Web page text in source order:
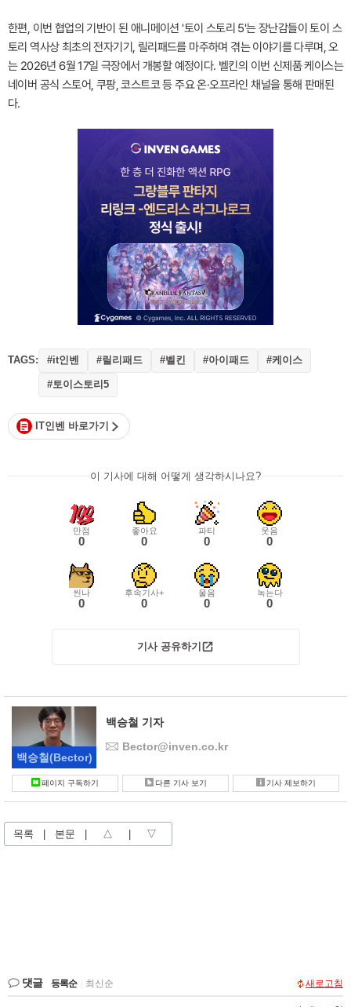
한편, 이번 협업의 기반이 된 애니메이션 '토이 스토리 5'는 장난감들이 토이 스
토리 역사상 최초의 전자기기, 릴리패드를 마주하며 겪는 이야기를 다루며, 오
는 2026년 6월 17일 극장에서 개봉할 예정이다. 벨킨의 이번 신제품 케이스는
네이버 공식 스토어, 쿠팡, 코스트코 등 주요 온·오프라인 채널을 통해 판매된
다.
TAGS: #it인벤 #릴리패드 #벨킨 #아이패드 #케이스
#토이스토리5
IT인벤 바로가기
이 기사에 대해 어떻게 생각하시나요?
만점
0
좋아요
0
파티
0
웃음
0
씬나
0
후속기사+
0
울음
0
녹는다
0
기사 공유하기
백승철(Bector)
백승철 기자
Bector@inven.co.kr
페이지 구독하기 다른 기사 보기 기사 제보하기
목록 | 본문 | △ | ▽
댓글 등록순 최신순 새로고침